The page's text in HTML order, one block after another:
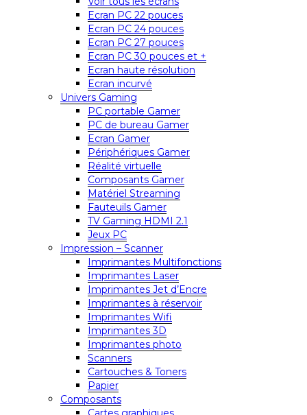
Ecran PC 22 pouces
Ecran PC 24 pouces
Ecran PC 27 pouces
Ecran PC 30 pouces et +
Ecran haute résolution
Ecran incurvé
Univers Gaming
PC portable Gamer
PC de bureau Gamer
Ecran Gamer
Périphériques Gamer
Réalité virtuelle
Composants Gamer
Matériel Streaming
Fauteuils Gamer
TV Gaming HDMI 2.1
Jeux PC
Impression – Scanner
Imprimantes Multifonctions
Imprimantes Laser
Imprimantes Jet d’Encre
Imprimantes à réservoir
Imprimantes Wifi
Imprimantes 3D
Imprimantes photo
Scanners
Cartouches & Toners
Papier
Composants